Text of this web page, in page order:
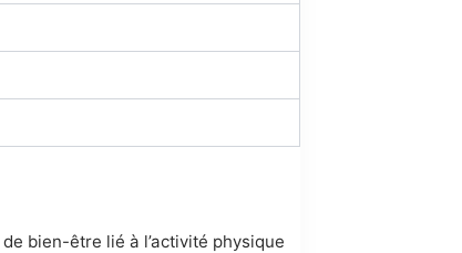
bien-être lié à l’activité physique